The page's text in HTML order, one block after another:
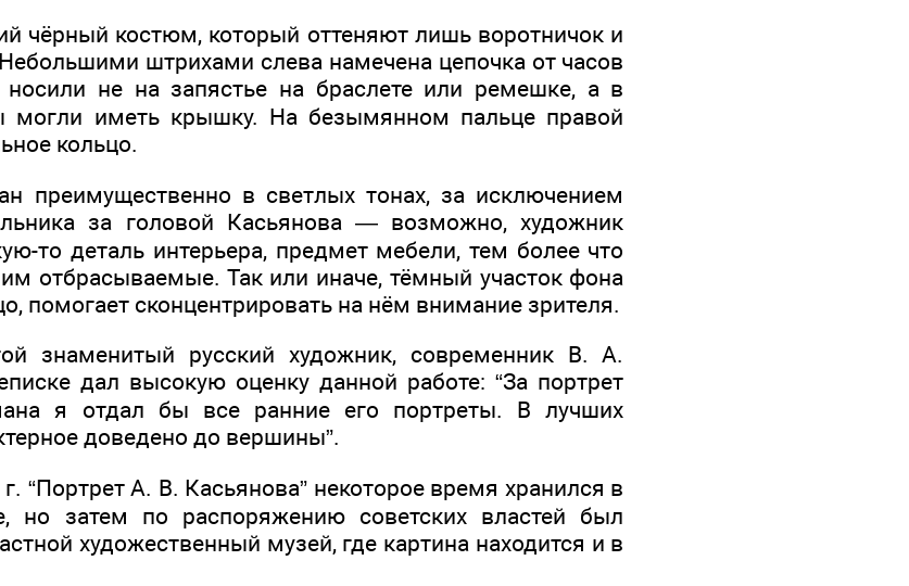
чёрный костюм, который оттеняют лишь воротничок и
штрихами слева намечена цепочка от часов
не на запястье на браслете или ремешке, а в
могли иметь крышку. На безымянном пальце правой
кольцо.
преимущественно в светлых тонах, за исключением
за головой Касьянова — возможно, художник
то деталь интерьера, предмет мебели, тем более что
отбрасываемые. Так или иначе, тёмный участок фона
помогает сконцентрировать на нём внимание зрителя.
знаменитый русский художник, современник В. А.
дал высокую оценку данной работе: “За портрет
я отдал бы все ранние его портреты. В лучших
доведено до вершины”.
“Портрет А. В. Касьянова” некоторое время хранился в
но затем по распоряжению советских властей был
художественный музей, где картина находится и в